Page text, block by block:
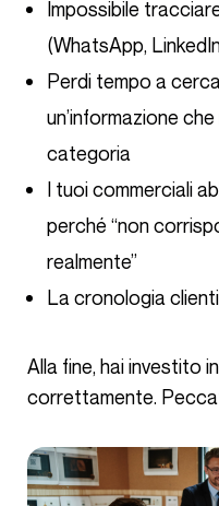
Impossibile
(WhatsApp,
Perdi tempo a
un’informazione
categoria
I tuoi commerciali
perché “non
realmente”
La cronologia
Alla fine, hai investito in un CRM… che nessuno usa
correttamente.